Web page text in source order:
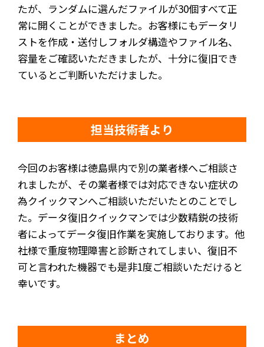
たが、ランダムに選んだファイルが30個すべて正
常に開くことができました。お客様にもデータリ
ストを作成・送付しフォルダ構造やファイル名、
容量をご確認いただきましたが、十分に復旧でき
ているとご判断いただけました。
担当技術者より
今回のお客様は徳島県内で別の業者様へご相談さ
れましたが、その業者様では対応できない症状の
為クイックマンへご相談いただいたとのことでし
た。データ復旧クイックマンでは少数精鋭の技術
者によってデータ復旧作業を実施しております。他
社様で重度物理障害と診断されてしまい、復旧不
可と言われた機器でも是非1度ご相談いただけると
幸いです。
まとめ